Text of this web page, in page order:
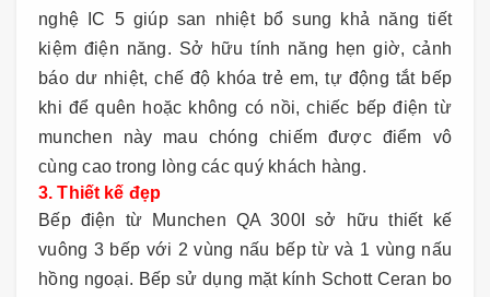
nghệ IC 5 giúp san nhiệt bổ sung khả năng tiết
kiệm điện năng. Sở hữu tính năng hẹn giờ, cảnh
báo dư nhiệt, chế độ khóa trẻ em, tự động tắt bếp
khi để quên hoặc không có nồi, chiếc bếp điện từ
munchen này mau chóng chiếm được điểm vô
cùng cao trong lòng các quý khách hàng.
3. Thiết kế đẹp
Bếp điện từ Munchen QA 300I sở hữu thiết kế
vuông 3 bếp với 2 vùng nấu bếp từ và 1 vùng nấu
hồng ngoại. Bếp sử dụng mặt kính Schott Ceran bo